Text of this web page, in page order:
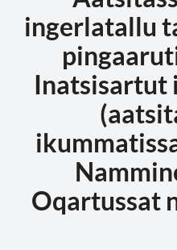
ingerlatallu
Inatsisartut
Oqartussat